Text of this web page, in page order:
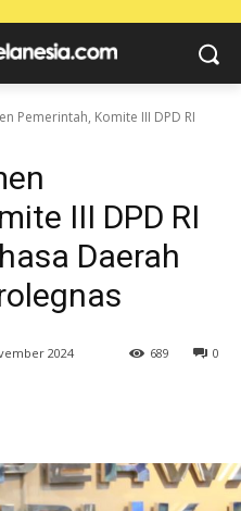
Pemerintah, Komite III DPD RI
III DPD RI
Daerah
2024 0
689